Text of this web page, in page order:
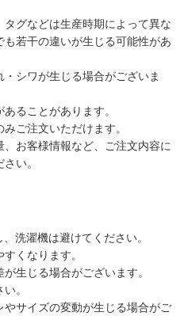
グなどは生産時期によって異な
若干の違いが生じる可能性があ
シワが生じる場合がございま
ることがあります。
ご注文いただけます。
お客様情報など、ご注文内容に
い。
洗濯機は避けてください。
くなります。
生じる場合がございます。
。
やサイズの変動が生じる場合がご